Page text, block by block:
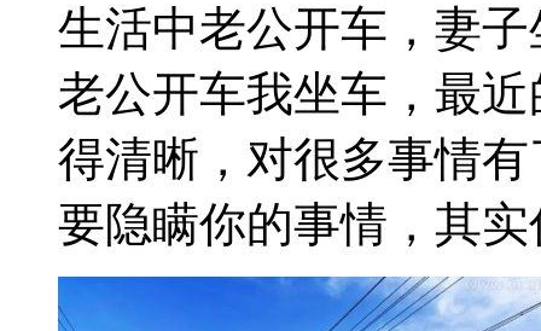
生活中老公开车，妻
老公开车我坐车，最
得清晰，对很多事情
要隐瞒你的事情，其